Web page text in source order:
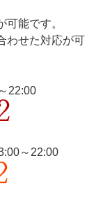
可能です。
わせた対応が可
22:00
～22:00